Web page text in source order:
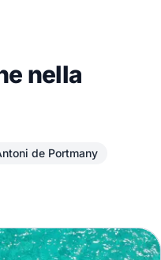
nella
de Portmany